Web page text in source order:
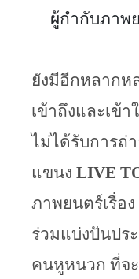
ผู้กำกับภาพ
ยังมีอีกหลากห
เข้าถึงและเข้
ไม่ได้รับการถ่
แขนง LIVE
ภาพยนตร์เรื่อ
ร่วมแบ่งปันปร
คนหูหนวก ที่จ